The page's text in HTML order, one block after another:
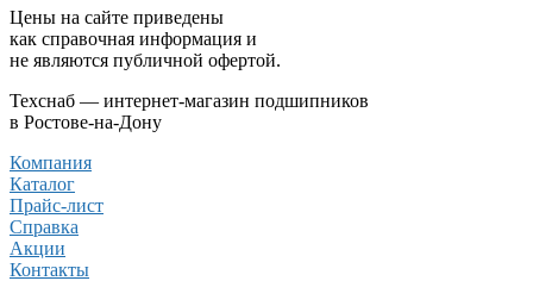
Цены на сайте приведены
как справочная информация и
не являются публичной офертой.
Техснаб — интернет-магазин подшипников
в Ростове-на-Дону
Компания
Каталог
Прайс-лист
Справка
Акции
Контакты